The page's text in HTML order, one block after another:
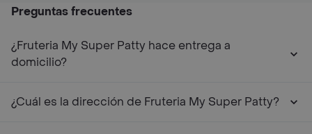
Preguntas frecuentes
¿Fruteria My Super Patty hace entrega a
domicilio?
¿Cuál es la dirección de Fruteria My Super Patty?